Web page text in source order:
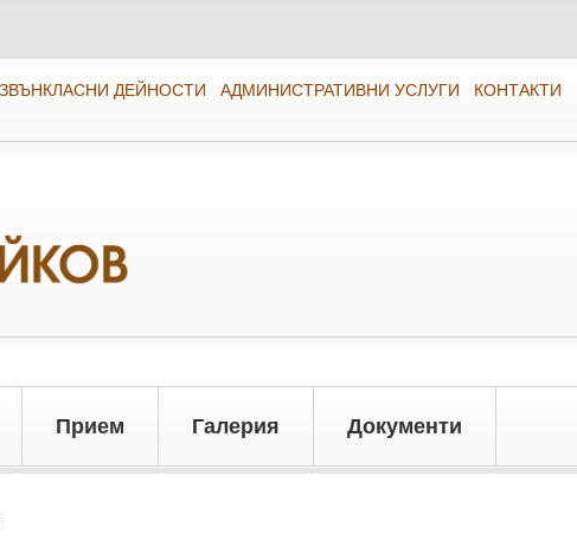
ДЕЙНОСТИ АДМИНИСТРАТИВНИ УСЛУГИ КОНТАКТИ
Прием Галерия Документи